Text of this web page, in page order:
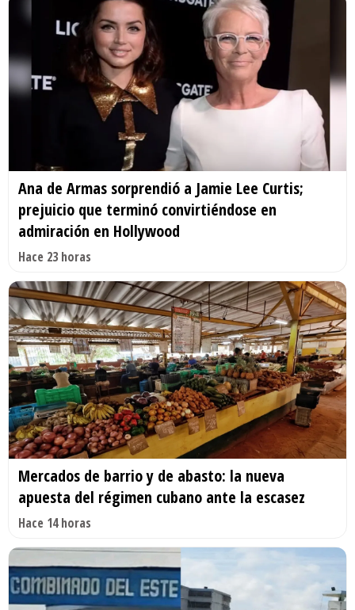
Ana de Armas sorprendió a Jamie Lee Curtis;
prejuicio que terminó convirtiéndose en
admiración en Hollywood
Hace 23 horas
Mercados de barrio y de abasto: la nueva
apuesta del régimen cubano ante la escasez
Hace 14 horas